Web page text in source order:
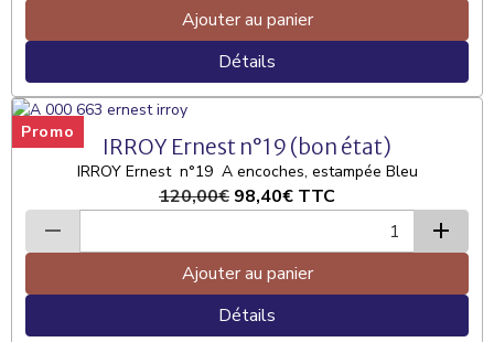
Ajouter au panier
Détails
Promo
IRROY Ernest n°19 (bon état)
IRROY Ernest n°19 A encoches, estampée Bleu
120,00€ 98,40€ TTC
Ajouter au panier
Détails